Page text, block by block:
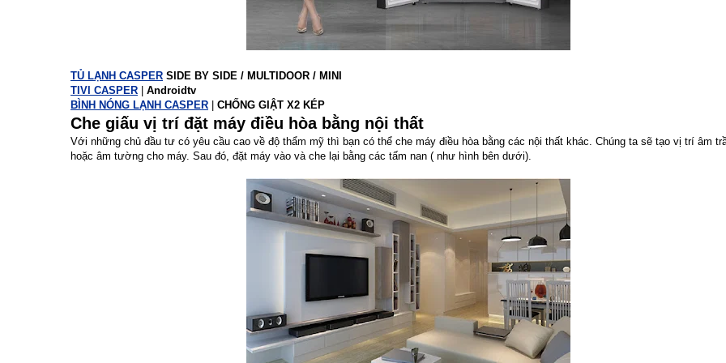
TỦ LẠNH CASPER SIDE BY SIDE / MULTIDOOR / MINI
TIVI CASPER
Androidtv
BÌNH NÓNG LẠNH CASPER
CHỐNG GIẬT X2 KÉP
Che giấu vị trí đặt máy điều hòa bằng nội thất
Với những chủ đầu tư có yêu cầu cao về độ thẩm mỹ thì bạn có thể che máy điều hòa bằng các nội thất khác. Chúng ta sẽ tạo vị trí âm
hoặc âm tường cho máy. Sau đó, đặt máy vào và che lại bằng các tấm nan ( như hình bên dưới).